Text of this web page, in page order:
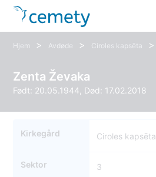
Hjem > Avdøde > Ciroles kapsēta >
Zenta Ževaka
Født: 20.05.1944, Død: 17.02.2018
Kirkegård Ciroles kapsēta
Sektor 3